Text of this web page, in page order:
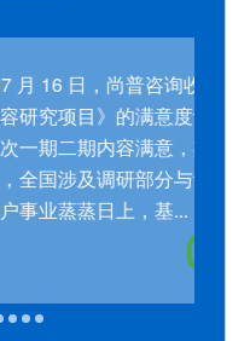
询收到客户发来的
意度评价单。客户
意，期待后期签订
分与贵公司继续合
基...